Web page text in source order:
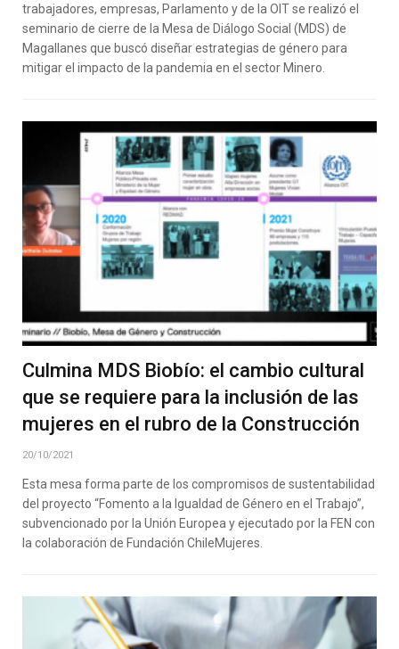
trabajadores, empresas, Parlamento y de la OIT se realizó el
seminario de cierre de la Mesa de Diálogo Social (MDS) de
Magallanes que buscó diseñar estrategias de género para
mitigar el impacto de la pandemia en el sector Minero.
Culmina MDS Biobío: el cambio cultural
que se requiere para la inclusión de las
mujeres en el rubro de la Construcción
20/10/2021
Esta mesa forma parte de los compromisos de sustentabilidad
del proyecto “Fomento a la Igualdad de Género en el Trabajo”,
subvencionado por la Unión Europea y ejecutado por la FEN con
la colaboración de Fundación ChileMujeres.